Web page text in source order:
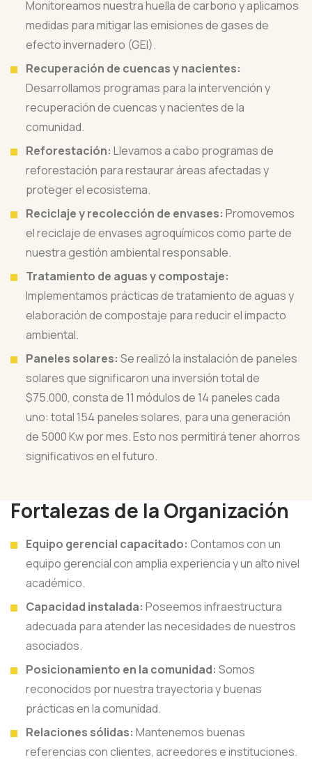
Monitoreamos nuestra huella de carbono y aplicamos
medidas para mitigar las emisiones de gases de
efecto invernadero (GEI).
Recuperación de cuencas y nacientes:
Desarrollamos programas para la intervención y
recuperación de cuencas y nacientes de la
comunidad.
Reforestación: Llevamos a cabo programas de
reforestación para restaurar áreas afectadas y
proteger el ecosistema.
Reciclaje y recolección de envases: Promovemos
el reciclaje de envases agroquímicos como parte de
nuestra gestión ambiental responsable.
Tratamiento de aguas y compostaje:
Implementamos prácticas de tratamiento de aguas y
elaboración de compostaje para reducir el impacto
ambiental.
Paneles solares: Se realizó la instalación de paneles
solares que significaron una inversión total de
$75.000, consta de 11 módulos de 14 paneles cada
uno: total 154 paneles solares, para una generación
de 5000 Kw por mes. Esto nos permitirá tener ahorros
significativos en el futuro.
Fortalezas de la Organización
Equipo gerencial capacitado: Contamos con un
equipo gerencial con amplia experiencia y un alto nivel
académico.
Capacidad instalada: Poseemos infraestructura
adecuada para atender las necesidades de nuestros
asociados.
Posicionamiento en la comunidad: Somos
reconocidos por nuestra trayectoria y buenas
prácticas en la comunidad.
Relaciones sólidas: Mantenemos buenas
referencias con clientes, acreedores e instituciones.